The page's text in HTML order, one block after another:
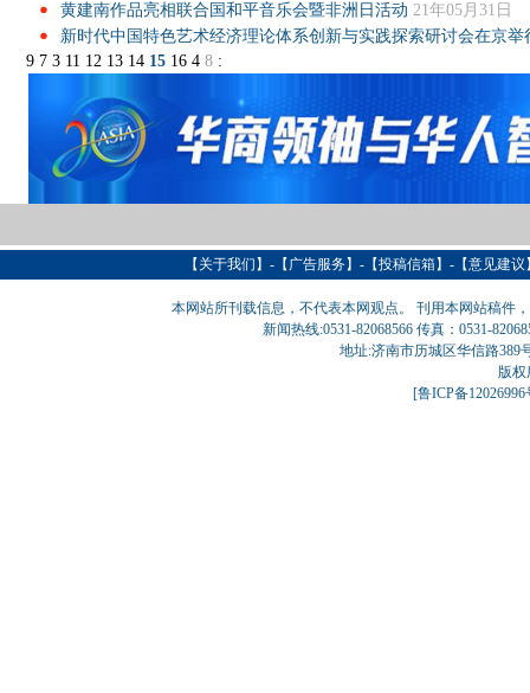
黄建南作品亮相联合国和平音乐会暨非洲日活动 21年05月31日
新时代中国特色艺术经济理论体系创新与实践探索研讨会在京举
9 7 3 11 12 13 14 15 16 4 8 :
【 关于我们 】-【 广告服务】-【投稿信箱】-【意见建
本网站所刊载信息，不代表本网观点。 刊用本网站稿件
新闻热线:0531-82068566 传真：0531-
地址:济南市历城区华信路389
版
[鲁ICP备12026996